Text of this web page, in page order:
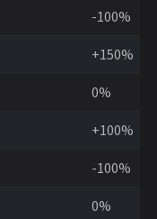
-100%
+150%
0%
+100%
-100%
0%